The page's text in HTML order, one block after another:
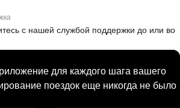
с нашей службой поддержки до или во
для каждого шага вашего
поездок еще никогда не было